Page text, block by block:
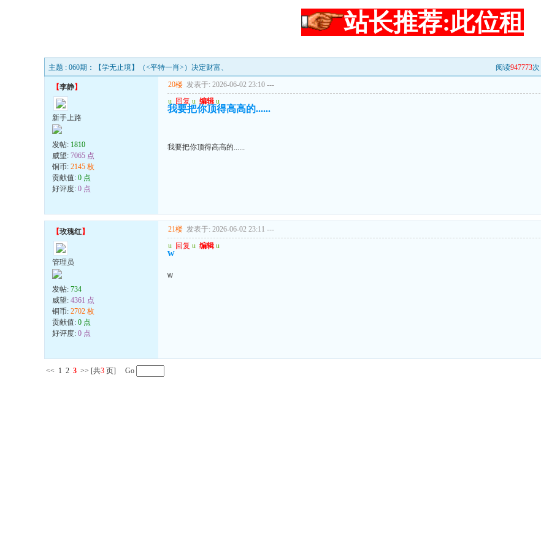
站长推荐:此位租
主题 : 060期：【学无止境】（<平特一肖>）决定财富、 阅读947773次 |
【李静】
新手上路
发帖: 1810
威望: 7065 点
铜币: 2145 枚
贡献值: 0 点
好评度: 0 点
20楼 发表于: 2026-06-02 23:10 ---
u 回复 u 编辑 u
我要把你顶得高高的......
我要把你顶得高高的......
【玫瑰红】
管理员
发帖: 734
威望: 4361 点
铜币: 2702 枚
贡献值: 0 点
好评度: 0 点
21楼 发表于: 2026-06-02 23:11 ---
u 回复 u 编辑 u
w
w
<< 1 2 3 >> [共3 页] Go